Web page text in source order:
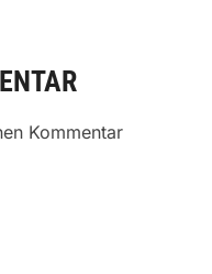
Kommentar